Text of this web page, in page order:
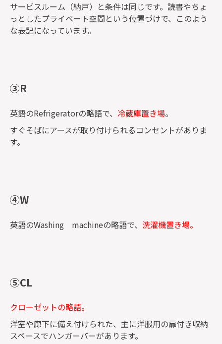
サービスルーム（納戸）と条件は同じです。読書やちょ
っとしたプライベート空間という位置づけで、このよう
な表記になっています。
③R
英語のRefrigeratorの略語で、 冷蔵庫置き場。
すぐそばにアースが取り付けられるコンセントがありま
す。
④W
英語のWashing machineの略語で、 洗濯機置き場。
⑤CL
クローゼットの略語。
洋室や廊下に備え付けられた、主に洋服用の扉付き収納
スペースでハンガーバーがあります。